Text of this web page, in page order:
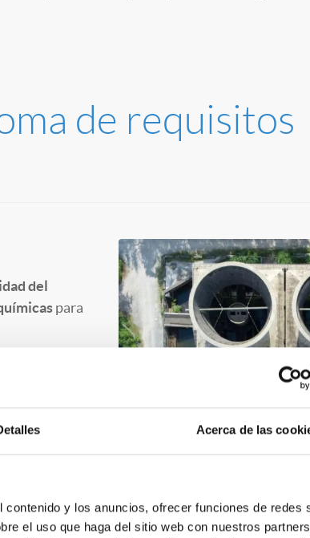
Acerca de las
y los anuncios, ofrecer funciones de redes
el uso que haga del sitio web con nuestros
de requisitos
del
para
técnicos:
aguas de
agua